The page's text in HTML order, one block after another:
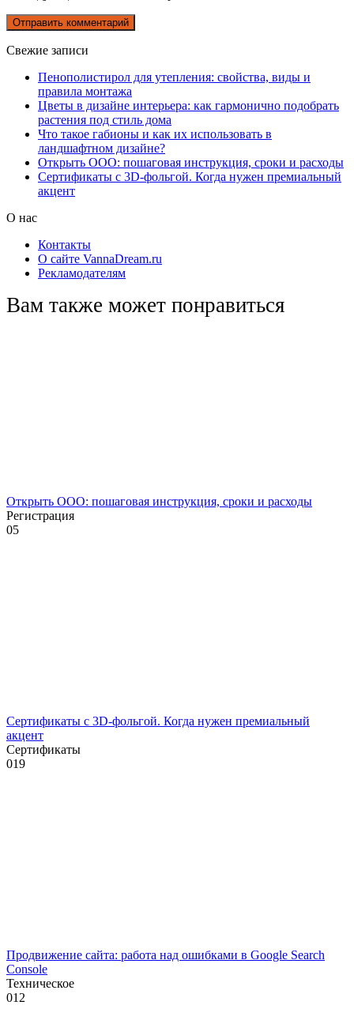
Свежие записи
Пенополистирол для утепления: свойства, виды и
правила монтажа
Цветы в дизайне интерьера: как гармонично подобрать
растения под стиль дома
Что такое габионы и как их использовать в
ландшафтном дизайне?
Открыть ООО: пошаговая инструкция, сроки и расходы
Сертификаты с 3D-фольгой. Когда нужен премиальный
акцент
О нас
Контакты
О сайте VannaDream.ru
Рекламодателям
Вам также может понравиться
Открыть ООО: пошаговая инструкция, сроки и расходы
Регистрация
05
Сертификаты с 3D-фольгой. Когда нужен премиальный
акцент
Сертификаты
019
Продвижение сайта: работа над ошибками в Google Search
Console
Техническое
012